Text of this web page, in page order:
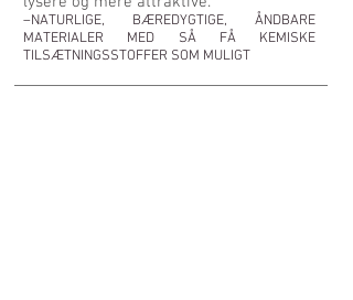
–NATURLIGE, BÆREDYGTIGE, ÅNDBARE
MATERIALER MED SÅ FÅ KEMISKE
TILSÆTNINGSSTOFFER SOM MULIGT